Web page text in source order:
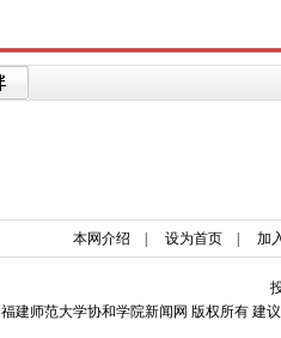
本网介绍 设为首页| 加
福建师范大学协和学院新闻网 版权所有 建